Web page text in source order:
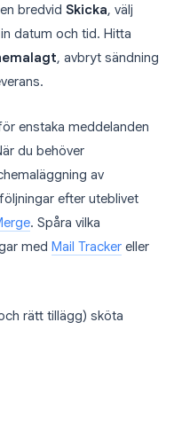
bredvid Skicka, välj
datum och tid. Hitta
, avbryt sändning
enstaka meddelanden
du behöver
av
efter uteblivet
. Spåra vilka
med Mail Tracker eller
rätt tillägg) sköta